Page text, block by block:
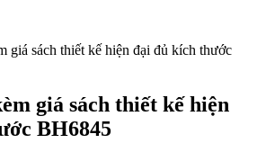
giá sách thiết kế hiện đại đủ kích thước
giá sách thiết kế hiện
BH6845